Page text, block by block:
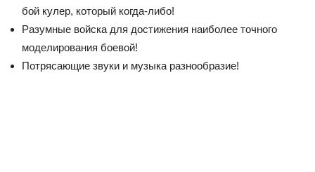
бой кулер, который когда-либо!
Разумные войска для достижения наиболее точного
моделирования боевой!
Потрясающие звуки и музыка разнообразие!